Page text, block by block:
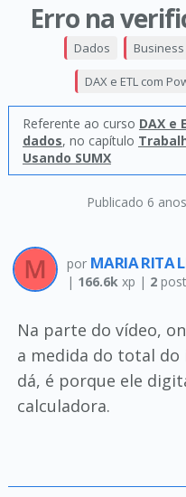
Erro na
Publicado 6
Dados
DAX e ETL com
Referente ao curso DAX e
dados, no capítulo
Usando SUMX
por MARIA RITA
| 166.6kxp | 2
Na parte do vídeo,
a medida do total
dá, é porque ele
calculadora.